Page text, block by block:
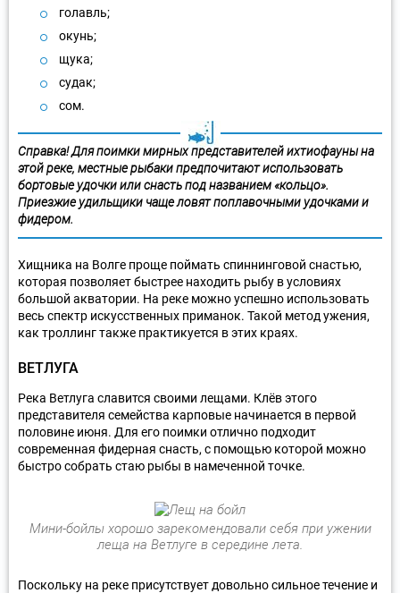
голавль;
окунь;
щука;
судак;
сом.
Справка! Для поимки мирных представителей ихтиофауны на
этой реке, местные рыбаки предпочитают использовать
бортовые удочки или снасть под названием «кольцо».
Приезжие удильщики чаще ловят поплавочными удочками и
фидером.
Хищника на Волге проще поймать спиннинговой снастью,
которая позволяет быстрее находить рыбу в условиях
большой акватории. На реке можно успешно использовать
весь спектр искусственных приманок. Такой метод ужения,
как троллинг также практикуется в этих краях.
ВЕТЛУГА
Река Ветлуга славится своими лещами. Клёв этого
представителя семейства карповые начинается в первой
половине июня. Для его поимки отлично подходит
современная фидерная снасть, с помощью которой можно
быстро собрать стаю рыбы в намеченной точке.
Мини-бойлы хорошо зарекомендовали себя при ужении
леща на Ветлуге в середине лета.
Поскольку на реке присутствует довольно сильное течение и